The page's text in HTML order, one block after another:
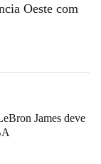
Oeste com
James deve